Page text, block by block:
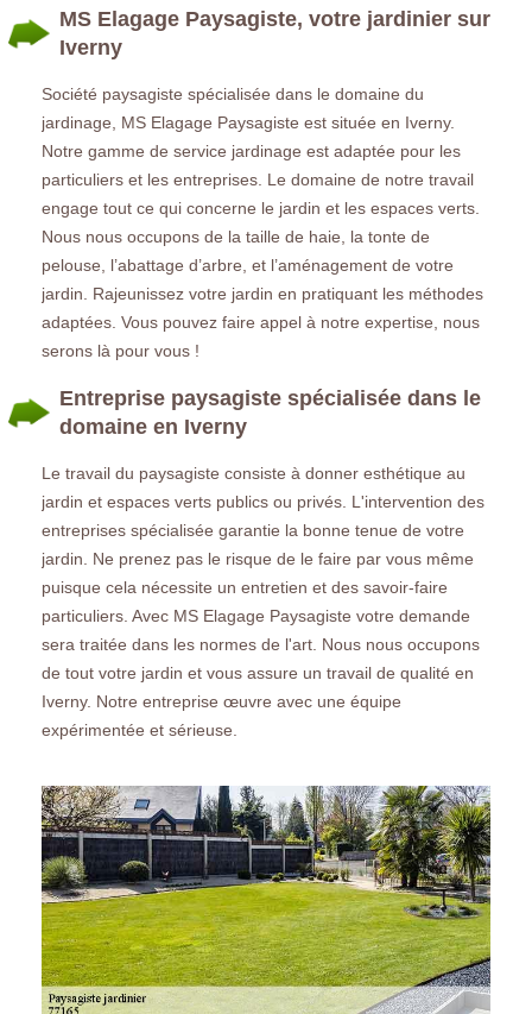
MS Elagage Paysagiste, votre jardinier sur
Iverny
Société paysagiste spécialisée dans le domaine du
jardinage, MS Elagage Paysagiste est située en Iverny.
Notre gamme de service jardinage est adaptée pour les
particuliers et les entreprises. Le domaine de notre travail
engage tout ce qui concerne le jardin et les espaces verts.
Nous nous occupons de la taille de haie, la tonte de
pelouse, l’abattage d’arbre, et l’aménagement de votre
jardin. Rajeunissez votre jardin en pratiquant les méthodes
adaptées. Vous pouvez faire appel à notre expertise, nous
serons là pour vous !
Entreprise paysagiste spécialisée dans le
domaine en Iverny
Le travail du paysagiste consiste à donner esthétique au
jardin et espaces verts publics ou privés. L'intervention des
entreprises spécialisée garantie la bonne tenue de votre
jardin. Ne prenez pas le risque de le faire par vous même
puisque cela nécessite un entretien et des savoir-faire
particuliers. Avec MS Elagage Paysagiste votre demande
sera traitée dans les normes de l'art. Nous nous occupons
de tout votre jardin et vous assure un travail de qualité en
Iverny. Notre entreprise œuvre avec une équipe
expérimentée et sérieuse.